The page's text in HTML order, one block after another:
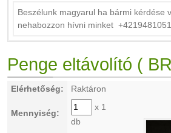
Beszélunk magyarul ha bármi kérdése
nehabozzon hívni minket
Penge eltávolító (
Elérhetőség: Raktáron
Mennyiség:
x 1
db